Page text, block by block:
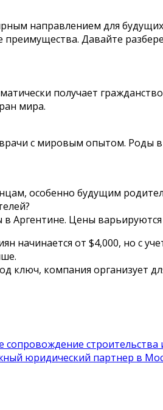
направлением для
Давайте
получает
мира.
с мировым опытом. Роды
особенно будущим
Аргентине. Цены
начинается от $4,000, но с
ключ, компания организует
сопровождение
юридический партнер в